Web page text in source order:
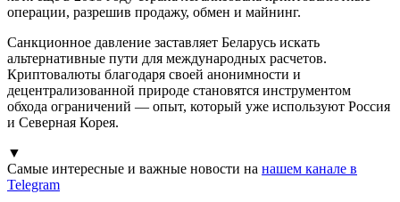
операции, разрешив продажу, обмен и майнинг.
Санкционное давление заставляет Беларусь искать
альтернативные пути для международных расчетов.
Криптовалюты благодаря своей анонимности и
децентрализованной природе становятся инструментом
обхода ограничений — опыт, который уже используют Россия
и Северная Корея.
▼
Самые интересные и важные новости на нашем канале в
Telegram